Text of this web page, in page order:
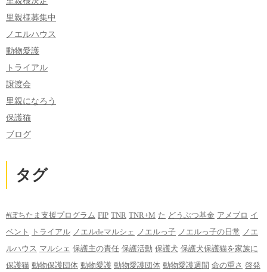
里親様募集中
ノエルハウス
動物愛護
トライアル
譲渡会
里親になろう
保護猫
ブログ
タグ
#ぽちたま支援プログラム FIP TNR TNR+M た どうぶつ基金 アメブロ イ
ベント
トライアル ノエルdeマルシェ ノエルっ子 ノエルっ子の日常 ノエ
ルハウス マルシェ 保護主の責任 保護活動 保護犬 保護犬保護猫を家族に
保護猫 動物保護団体 動物愛護 動物愛護団体 動物愛護週間 命の重さ 啓発